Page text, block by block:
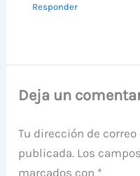
Responder
Deja un
Tu dirección de
publicada. Los
marcados con *